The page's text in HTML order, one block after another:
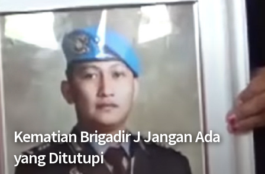
Kematian Brigadir J Jangan Ada
yang Ditutupi